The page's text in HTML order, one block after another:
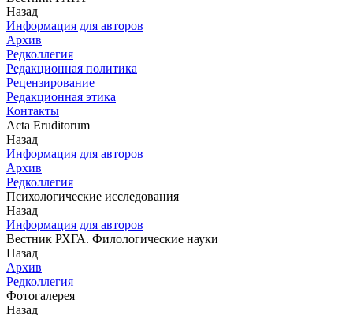
Назад
Информация для авторов
Архив
Редколлегия
Редакционная политика
Рецензирование
Редакционная этика
Контакты
Acta Eruditorum
Назад
Информация для авторов
Архив
Редколлегия
Психологические исследования
Назад
Информация для авторов
Вестник РХГА. Филологические науки
Назад
Архив
Редколлегия
Фотогалерея
Назад